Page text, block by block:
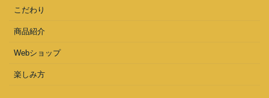
こだわり
商品紹介
Webショップ
楽しみ方